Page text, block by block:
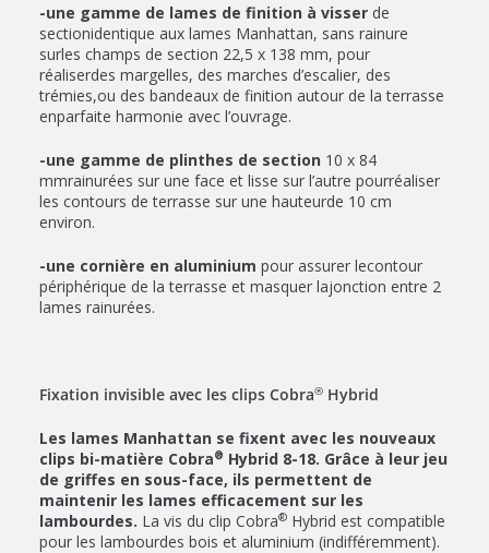
-une gamme de lames de finition à visser de
sectionidentique aux lames Manhattan, sans rainure
surles champs de section 22,5 x 138 mm, pour
réaliserdes margelles, des marches d’escalier, des
trémies,ou des bandeaux de finition autour de la terrasse
enparfaite harmonie avec l’ouvrage.
-une gamme de plinthes de section 10 x 84
mmrainurées sur une face et lisse sur l’autre pourréaliser
les contours de terrasse sur une hauteurde 10 cm
environ.
-une cornière en aluminium pour assurer lecontour
périphérique de la terrasse et masquer lajonction entre 2
lames rainurées.
Fixation invisible avec les clips Cobra® Hybrid
Les lames Manhattan se fixent avec les nouveaux
clips bi-matière Cobra® Hybrid 8-18. Grâce à leur jeu
de griffes en sous-face, ils permettent de
maintenir les lames efficacement sur les
lambourdes. La vis du clip Cobra® Hybrid est compatible
pour les lambourdes bois et aluminium (indifféremment).